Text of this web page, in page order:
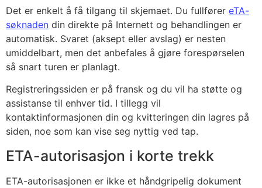
Det er enkelt å få tilgang til skjemaet. Du fullfører eTA-
søknaden din direkte på Internett og behandlingen er
automatisk. Svaret (aksept eller avslag) er nesten
umiddelbart, men det anbefales å gjøre forespørselen
så snart turen er planlagt.
Registreringssiden er på fransk og du vil ha støtte og
assistanse til enhver tid. I tillegg vil
kontaktinformasjonen din og kvitteringen din lagres på
siden, noe som kan vise seg nyttig ved tap.
ETA-autorisasjon i korte trekk
ETA-autorisasjonen er ikke et håndgripelig dokument